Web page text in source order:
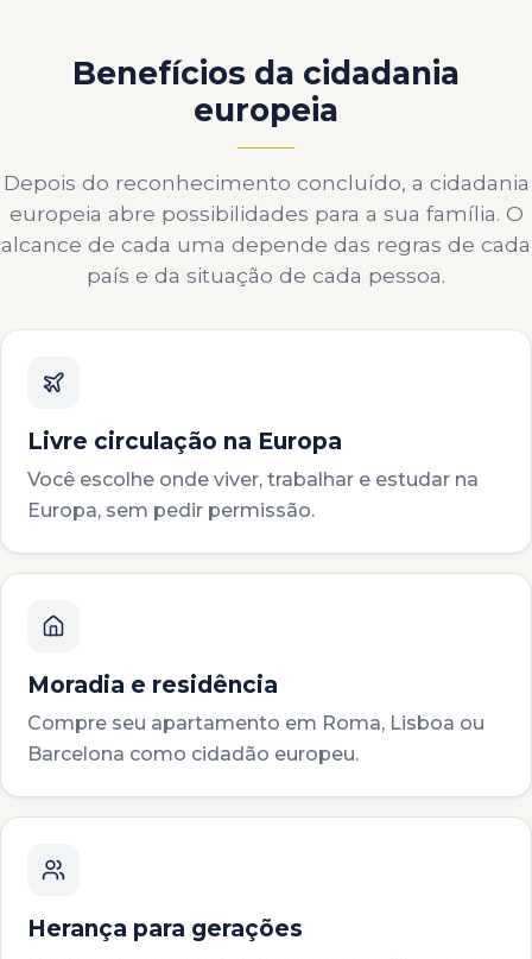
Benefícios da cidadania
europeia
Depois do reconhecimento concluído, a cidadania
europeia abre possibilidades para a sua família. O
alcance de cada uma depende das regras de cada
país e da situação de cada pessoa.
Livre circulação na Europa
Você escolhe onde viver, trabalhar e estudar na
Europa, sem pedir permissão.
Moradia e residência
Compre seu apartamento em Roma, Lisboa ou
Barcelona como cidadão europeu.
Herança para gerações